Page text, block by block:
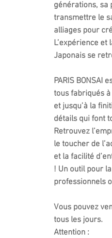
générations, sa
transmettre le
alliages pour
L’expérience
Japonais se
PARIS BONSAI
tous fabriqués
et jusqu’à la
détails qui font
Retrouvez
le toucher de
et la facilité
! Un outil pour
professionnels
Vous pouvez
tous les jours.
Attention :